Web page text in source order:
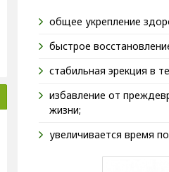
общее укрепление
быстрое
стабильная эрекция в
избавление от
жизни;
увеличивается время